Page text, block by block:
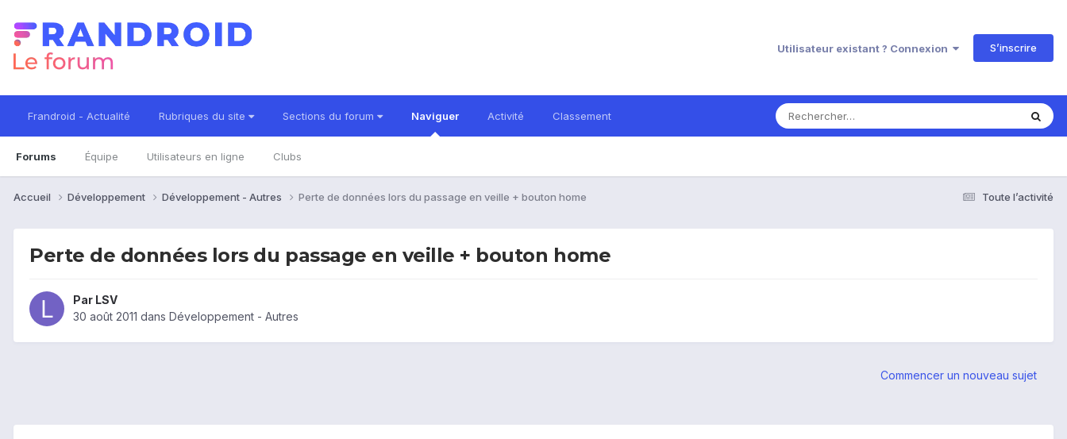
Utilisateur existant ? Connexion S’inscrire
Frandroid - Actualité Rubriques du site Sections du forum Naviguer
Forums Équipe Utilisateurs en ligne Clubs
Activité Classement
Toute l’activité
Accueil Développement Développement - Autres Perte de données lors du passage en veille + bouton home
Perte de données lors du passage en veille + bouton home
Par LSV
30 août 2011 dans Développement - Autres
Commencer un nouveau sujet